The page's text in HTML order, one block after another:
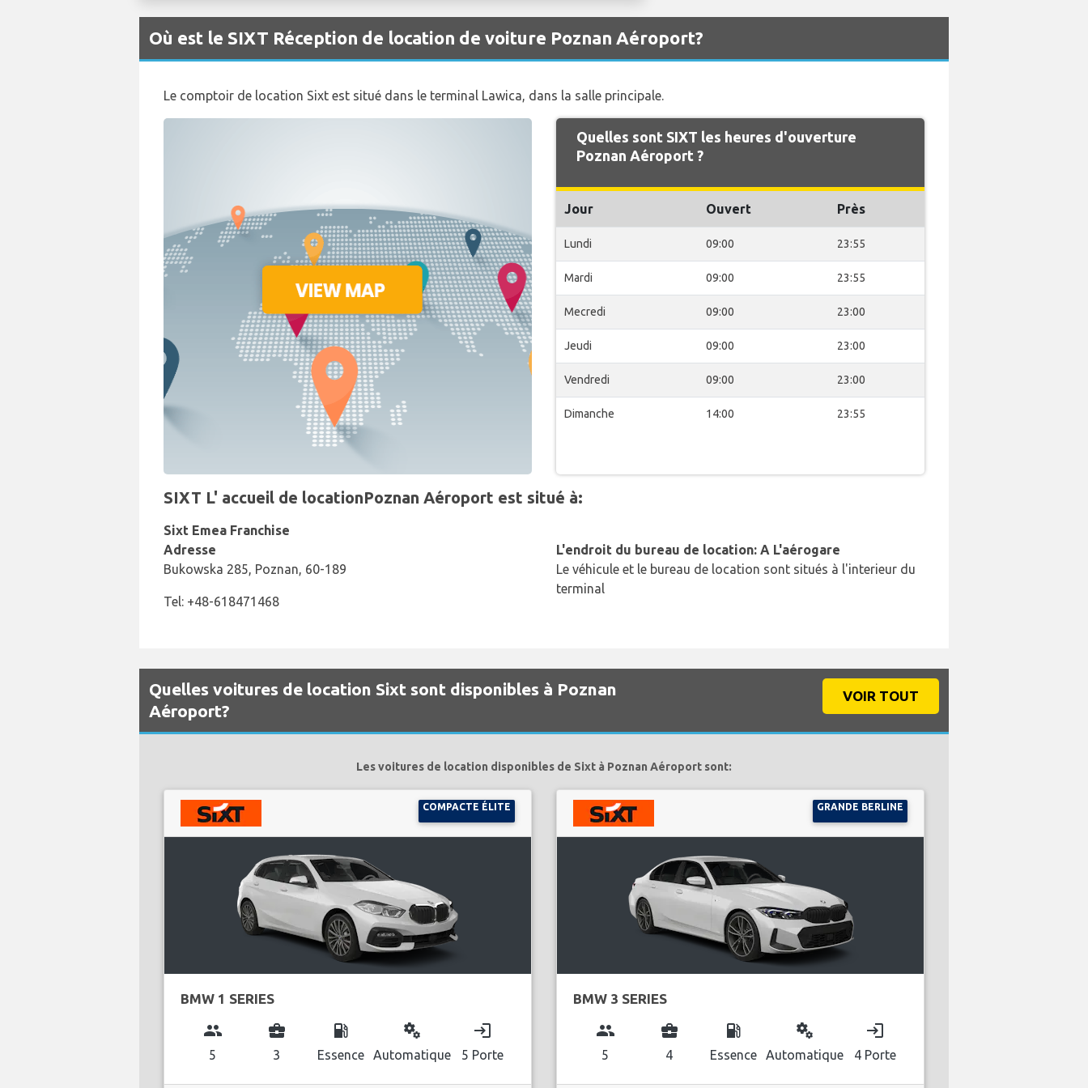
Où est le SIXT Réception de location de voiture Poznan Aéroport?
Le comptoir de location Sixt est situé dans le terminal Lawica, dans la salle principale.
Quelles sont SIXT les heures d'ouverture
Poznan Aéroport ?
Jour Ouvert Près
Lundi 09:00 23:55
Mardi 09:00 23:55
Mecredi 09:00 23:00
Jeudi 09:00 23:00
Vendredi 09:00 23:00
Dimanche 14:00 23:55
SIXT L' accueil de locationPoznan Aéroport est situé à:
Sixt Emea Franchise
Adresse
Bukowska 285, Poznan, 60-189
Tel: +48-618471468
L'endroit du bureau de location: A L'aérogare
Le véhicule et le bureau de location sont situés à l'interieur du
terminal
Quelles voitures de location Sixt sont disponibles à Poznan
Aéroport?
VOIR TOUT
Les voitures de location disponibles de Sixt à Poznan Aéroport sont:
COMPACTE ÉLITE
BMW 1 SERIES
group
5
business_center
3
local_gas_station
Essence
miscellaneous_services
Automatique
login
5 Porte
GRANDE BERLINE
BMW 3 SERIES
group
5
business_center
4
local_gas_station
Essence
miscellaneous_services
Automatique
login
4 Porte